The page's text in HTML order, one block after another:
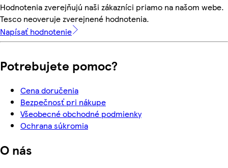
Hodnotenia zverejňujú naši zákazníci priamo na našom webe.
Tesco neoveruje zverejnené hodnotenia.
Napísať hodnotenie
Potrebujete pomoc?
Cena doručenia
Bezpečnosť pri nákupe
Všeobecné obchodné podmienky
Ochrana súkromia
O nás